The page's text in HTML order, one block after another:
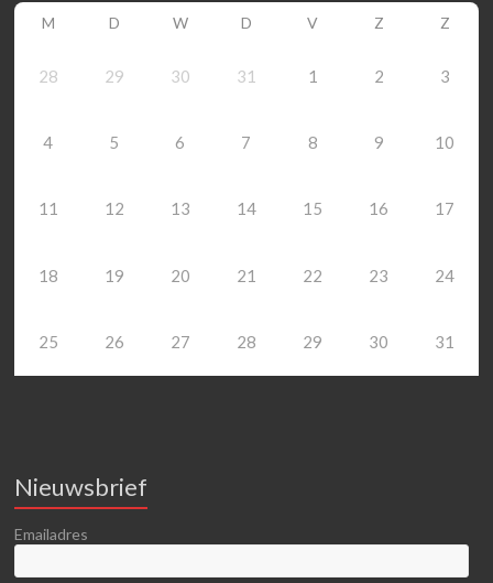
M D W D V Z Z
28 29 30 31 1 2 3
4 5 6 7 8 9 10
11 12 13 14 15 16 17
18 19 20 21 22 23 24
25 26 27 28 29 30 31
Nieuwsbrief
Emailadres